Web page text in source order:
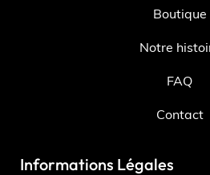
Boutique
Notre
FAQ
Contact
Informations Légales